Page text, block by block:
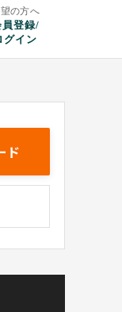
の方へ
員登録/
グイン
ド